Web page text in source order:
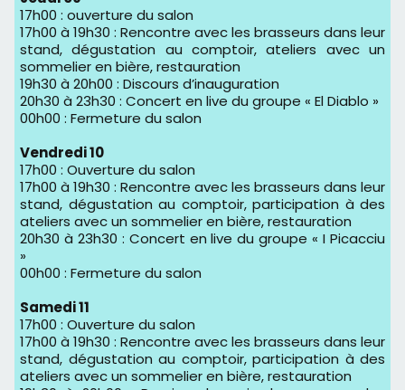
17h00 : ouverture du salon
17h00 à 19h30 : Rencontre avec les brasseurs dans leur
stand, dégustation au comptoir, ateliers avec un
sommelier en bière, restauration
19h30 à 20h00 : Discours d’inauguration
20h30 à 23h30 : Concert en live du groupe « El Diablo »
00h00 : Fermeture du salon
Vendredi 10
17h00 : Ouverture du salon
17h00 à 19h30 : Rencontre avec les brasseurs dans leur
stand, dégustation au comptoir, participation à des
ateliers avec un sommelier en bière, restauration
20h30 à 23h30 : Concert en live du groupe « I Picacciu
»
00h00 : Fermeture du salon
Samedi 11
17h00 : Ouverture du salon
17h00 à 19h30 : Rencontre avec les brasseurs dans leur
stand, dégustation au comptoir, participation à des
ateliers avec un sommelier en bière, restauration